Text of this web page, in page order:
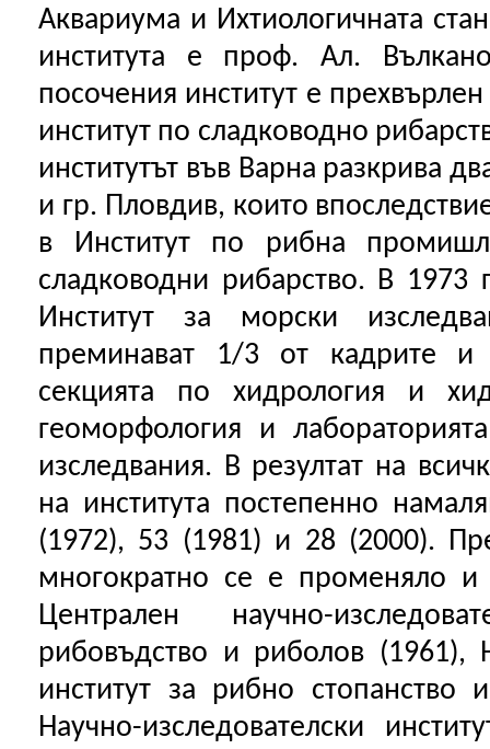
Аквариума и Ихтиологичната
института е проф. Ал.
посочения институт е
институт по сладководно
институтът във Варна разкрива
и гр. Пловдив, които
в Институт по рибна
сладководни рибарство. В 1973
Институт за морски
преминават 1/3 от кадрите и
секцията по хидрология и
геоморфология и
изследвания. В резултат на
на института постепенно
(1972), 53 (1981) и 28 (2000).
многократно се е променяло и
Централен научно-
рибовъдство и риболов (1961),
институт за рибно стопанство
Научно-изследователски